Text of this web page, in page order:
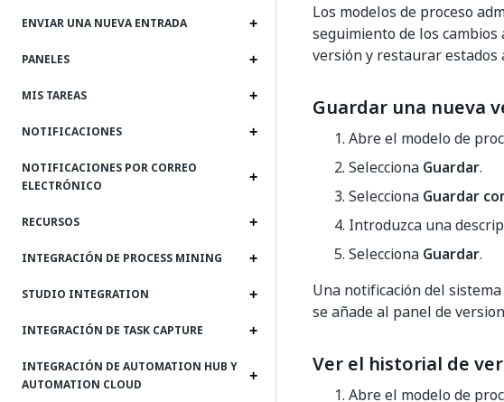
ENVIAR UNA NUEVA ENTRADA
PANELES
MIS TAREAS
NOTIFICACIONES
NOTIFICACIONES POR CORREO
ELECTRÓNICO
RECURSOS
INTEGRACIÓN DE PROCESS MINING
STUDIO INTEGRATION
INTEGRACIÓN DE TASK CAPTURE
INTEGRACIÓN DE AUTOMATION HUB Y
AUTOMATION CLOUD
Los modelos de proceso
seguimiento de los
versión y restaurar estados
Guardar una nueva
Abre el modelo de
Selecciona Guardar.
Selecciona Guardar
Introduzca una
Selecciona Guardar.
Una notificación del
se añade al panel de
Ver el historial de
Abre el modelo de